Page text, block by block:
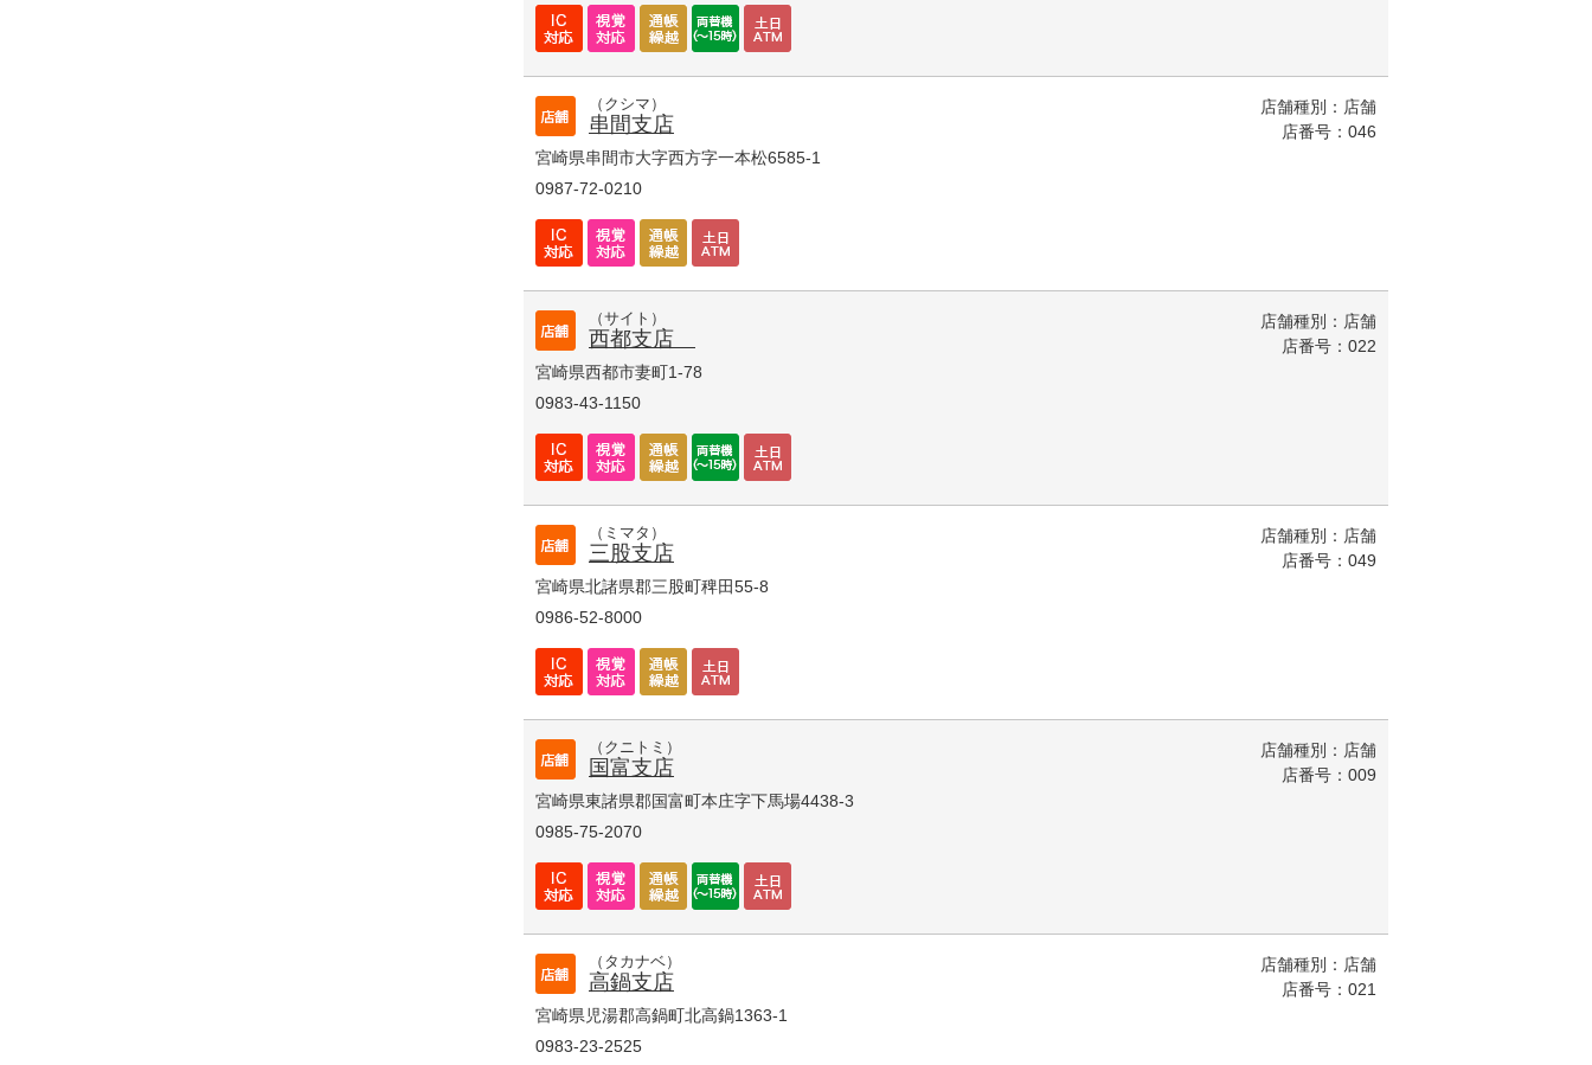
（クシマ）
串間支店
宮崎県串間市大字西方字一本松6585-1
0987-72-0210
店舗種別：店舗
店番号：046
（サイト）
西都支店
宮崎県西都市妻町1-78
0983-43-1150
店舗種別：店舗
店番号：022
（ミマタ）
三股支店
宮崎県北諸県郡三股町稗田55-8
0986-52-8000
店舗種別：店舗
店番号：049
（クニトミ）
国富支店
宮崎県東諸県郡国富町本庄字下馬場4438-3
0985-75-2070
店舗種別：店舗
店番号：009
（タカナベ）
高鍋支店
宮崎県児湯郡高鍋町北高鍋1363-1
0983-23-2525
店舗種別：店舗
店番号：021